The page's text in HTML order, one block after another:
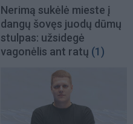
Nerimą sukėlė mieste į
dangų šovęs juodų dūmų
stulpas: užsidegė
vagonėlis ant ratų (1)